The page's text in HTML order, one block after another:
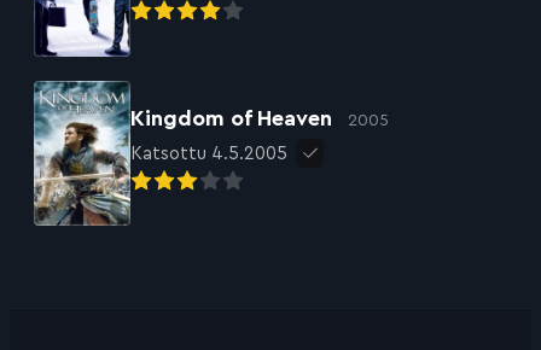
Kingdom of Heaven 2005
Katsottu 4.5.2005